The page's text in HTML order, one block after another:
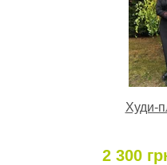
Худи-
2 300